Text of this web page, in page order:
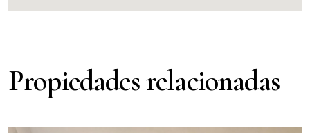
Propiedades relacionadas